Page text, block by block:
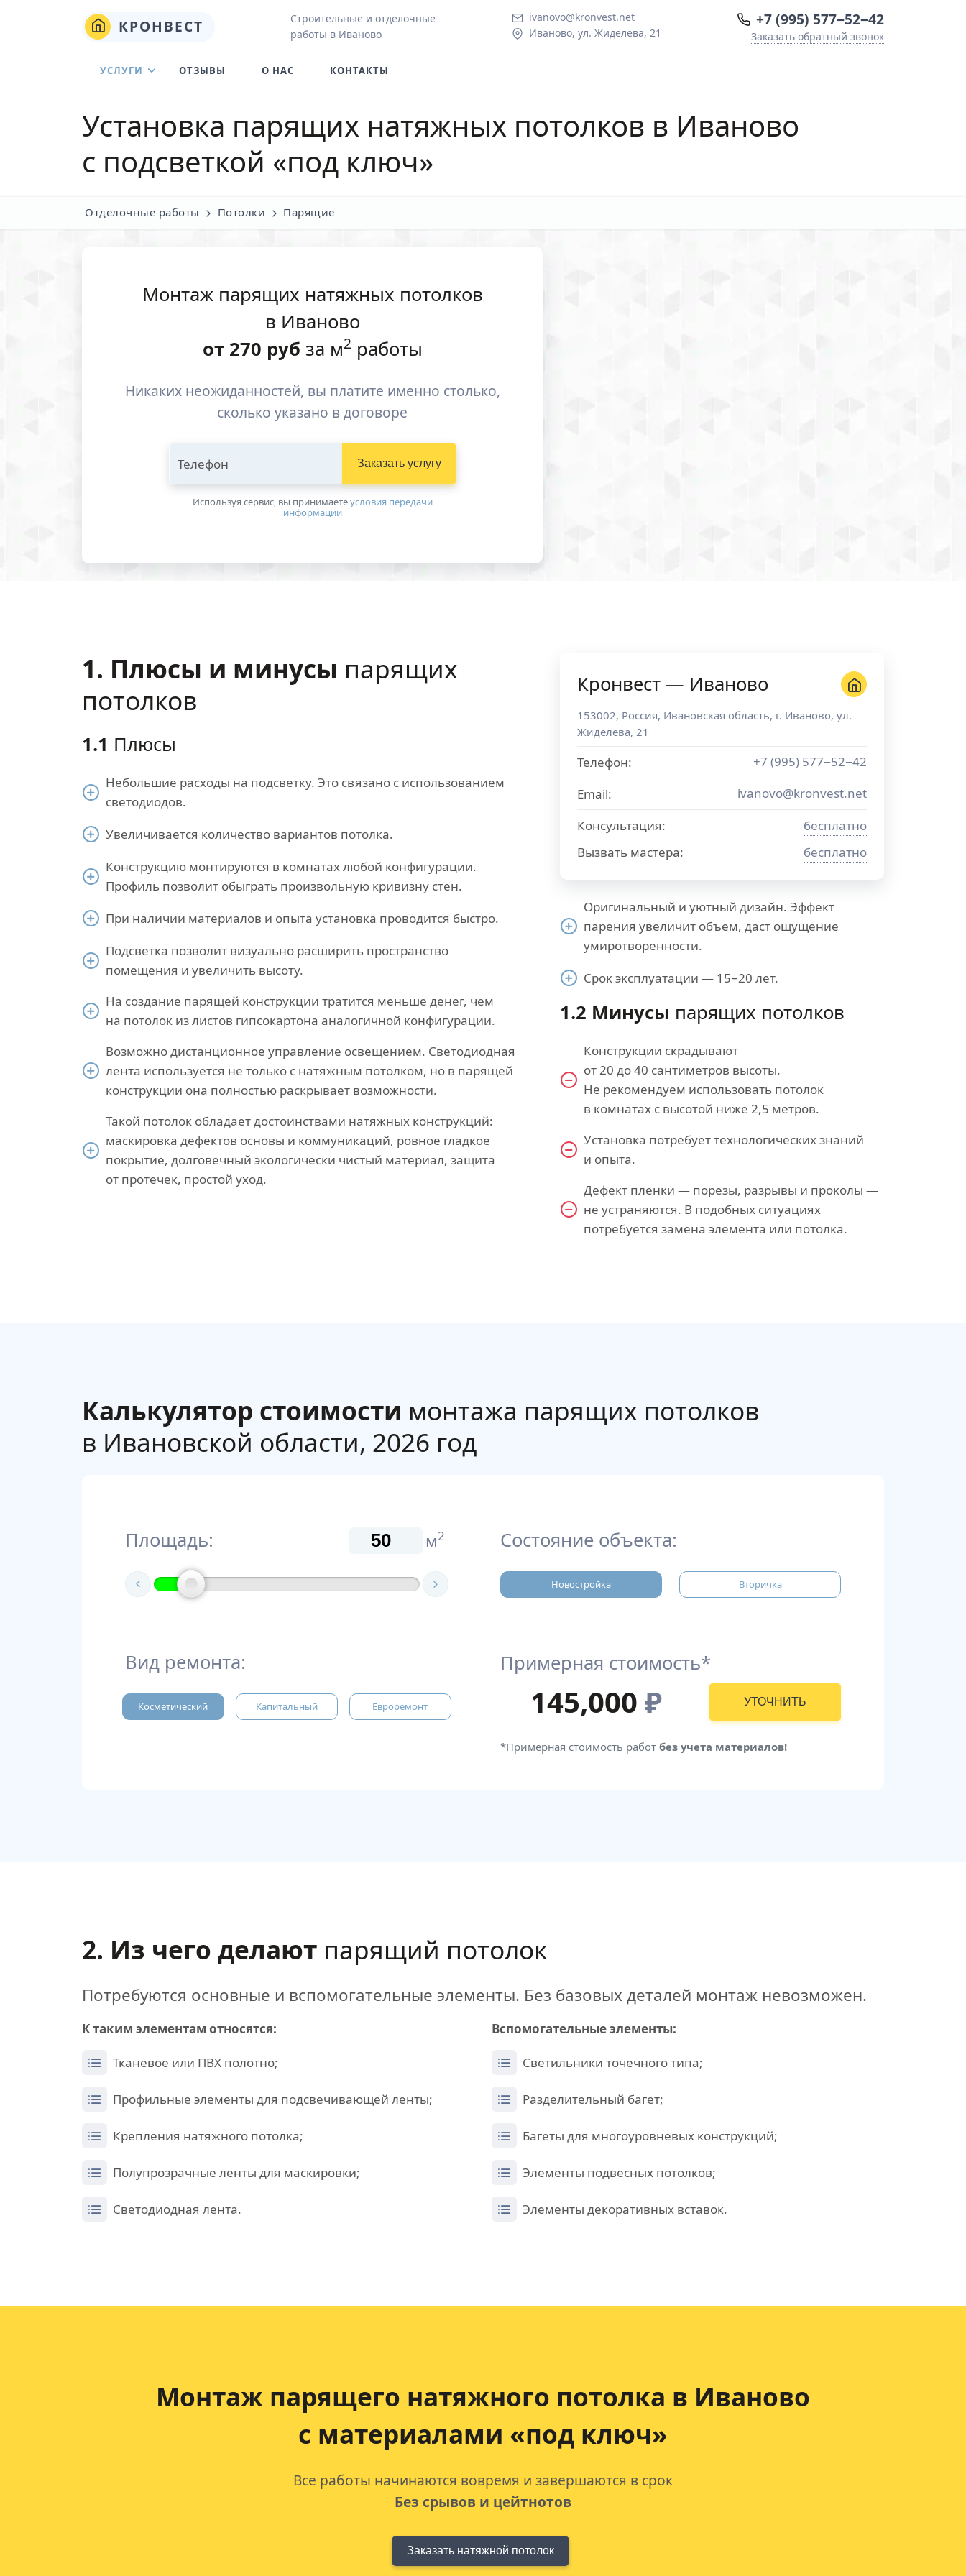
КРОНВЕСТ
Строительные и отделочные
работы в Иваново
ivanovo@kronvest.net
Иваново, ул. Жиделева, 21
+7 (995) 577−52−42
Заказать обратный звонок
УСЛУГИ ОТЗЫВЫ О НАС КОНТАКТЫ
Установка парящих натяжных потолков в Иваново
с подсветкой «под ключ»
Отделочные работы Потолки Парящие
Монтаж парящих натяжных потолков
в Иваново
от 270 руб за м2 работы
Никаких неожиданностей, вы платите именно столько,
сколько указано в договоре
Телефон Заказать услугу
Используя сервис, вы принимаетeусловия передачи
информации
1. Плюсы и минусы парящих
потолков
1.1 Плюсы
Небольшие расходы на подсветку. Это связано с использованием
светодиодов.
Увеличивается количество вариантов потолка.
Конструкцию монтируются в комнатах любой конфигурации.
Профиль позволит обыграть произвольную кривизну стен.
При наличии материалов и опыта установка проводится быстро.
Подсветка позволит визуально расширить пространство
помещения и увеличить высоту.
На создание парящей конструкции тратится меньше денег, чем
на потолок из листов гипсокартона аналогичной конфигурации.
Возможно дистанционное управление освещением. Светодиодная
лента используется не только с натяжным потолком, но в парящей
конструкции она полностью раскрывает возможности.
Такой потолок обладает достоинствами натяжных конструкций:
маскировка дефектов основы и коммуникаций, ровное гладкое
покрытие, долговечный экологически чистый материал, защита
от протечек, простой уход.
Кронвест — Иваново
153002, Россия, Ивановская область, г. Иваново, ул.
Жиделева, 21
Телефон:
+7 (995) 577−52−42
Email:
ivanovo@kronvest.net
Консультация:
бесплатно
Вызвать мастера:
бесплатно
Оригинальный и уютный дизайн. Эффект
парения увеличит объем, даст ощущение
умиротворенности.
Срок эксплуатации — 15−20 лет.
1.2 Минусы парящих потолков
Конструкции скрадывают
от 20 до 40 сантиметров высоты.
Не рекомендуем использовать потолок
в комнатах с высотой ниже 2,5 метров.
Установка потребует технологических знаний
и опыта.
Дефект пленки — порезы, разрывы и проколы —
не устраняются. В подобных ситуациях
потребуется замена элемента или потолка.
Калькулятор стоимости монтажа парящих потолков
в Ивановской области, 2026 год
Площадь: м2
Вид ремонта:
Косметический Капитальный Евроремонт
Состояние объекта:
Новостройка Вторичка
Примерная стоимость*
145,000 ₽ УТОЧНИТЬ
*Примерная стоимость работ без учета материалов!
2. Из чего делают парящий потолок
Потребуются основные и вспомогательные элементы. Без базовых деталей монтаж невозможен.
К таким элементам относятся:
Тканевое или ПВХ полотно;
Профильные элементы для подсвечивающей ленты;
Крепления натяжного потолка;
Полупрозрачные ленты для маскировки;
Светодиодная лента.
Вспомогательные элементы:
Светильники точечного типа;
Разделительный багет;
Багеты для многоуровневых конструкций;
Элементы подвесных потолков;
Элементы декоративных вставок.
Монтаж парящего натяжного потолка в Иваново
с материалами «под ключ»
Все работы начинаются вовремя и завершаются в срок
Без срывов и цейтнотов
Заказать натяжной потолок